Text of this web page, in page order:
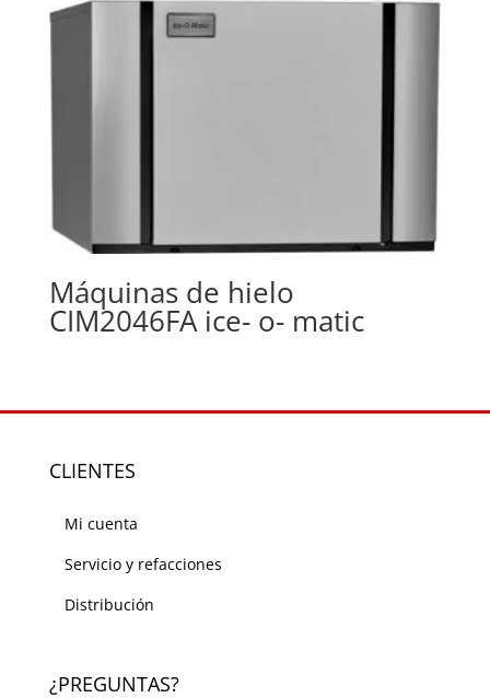
Máquinas de hielo
CIM2046FA ice- o- matic
CLIENTES
Mi cuenta
Servicio y refacciones
Distribución
¿PREGUNTAS?